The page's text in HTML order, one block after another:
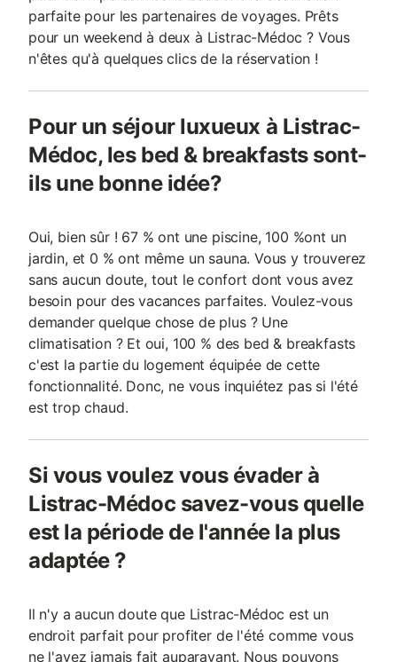
parfaite pour les partenaires de voyages. Prêts
pour un weekend à deux à Listrac-Médoc ? Vous
n'êtes qu'à quelques clics de la réservation !
Pour un séjour luxueux à Listrac-
Médoc, les bed & breakfasts sont-
ils une bonne idée?
Oui, bien sûr ! 67 % ont une piscine, 100 %ont un
jardin, et 0 % ont même un sauna. Vous y trouverez
sans aucun doute, tout le confort dont vous avez
besoin pour des vacances parfaites. Voulez-vous
demander quelque chose de plus ? Une
climatisation ? Et oui, 100 % des bed & breakfasts
c'est la partie du logement équipée de cette
fonctionnalité. Donc, ne vous inquiétez pas si l'été
est trop chaud.
Si vous voulez vous évader à
Listrac-Médoc savez-vous quelle
est la période de l'année la plus
adaptée ?
Il n'y a aucun doute que Listrac-Médoc est un
endroit parfait pour profiter de l'été comme vous
ne l'avez jamais fait auparavant. Nous pouvons